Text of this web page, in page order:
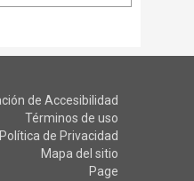
de Accesibilidad
Términos de uso
Política de Privacidad
Mapa del sitio
Page